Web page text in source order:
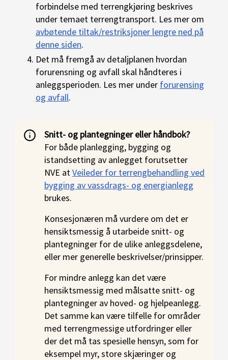
forbindelse med terrengkjøring beskrives
under temaet terrengtransport. Les mer om
avbøtende tiltak/restriksjoner lengre ned på
denne siden.
Det må fremgå av detaljplanen hvordan
forurensning og avfall skal håndteres i
anleggsperioden. Les mer under forurensing
og avfall.
Snitt- og plantegninger eller håndbok?
For både planlegging, bygging og
istandsetting av anlegget forutsetter
NVE atVeileder for terrengbehandling ved
bygging av vassdrags- og energianlegg
brukes.
Konsesjonæren må vurdere om det er
hensiktsmessig å utarbeide snitt- og
plantegninger for de ulike anleggsdelene,
eller mer generelle beskrivelser/prinsipper.
For mindre anlegg kan det være
hensiktsmessig med målsatte snitt- og
plantegninger av hoved- og hjelpeanlegg.
Det samme kan være tilfelle for områder
med terrengmessige utfordringer eller
der det må tas spesielle hensyn, som for
eksempel myr, store skjæringer og